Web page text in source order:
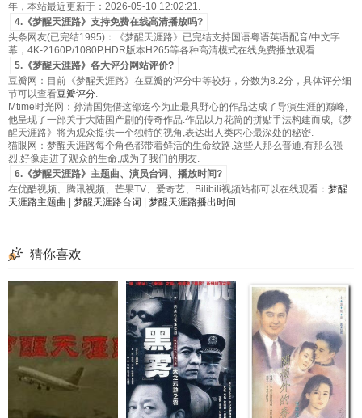
年，本站最近更新于：2026-05-10 12:02:21.
4.《梦醒天涯路》支持免费在线高清播放吗?
头条网友(已完结1995)：《梦醒天涯路》已完结支持国语粤语英语配音/中文字
幕，4K-2160P/1080P,HDR版本H265等各种高清模式在线免费播放观看.
5.《梦醒天涯路》各大评分网站评价?
豆瓣网：目前《梦醒天涯路》在豆瓣的评分中等较好，分数为8.2分，具体评分细
节可以查看豆瓣评分.
Mtime时光网：孙清国凭借这部迄今为止最具野心的作品达成了导演生涯的巅峰,
他呈现了一部关于大陆国产剧的传奇作品.作品以万花筒的拼贴手法构建而成,《梦
醒天涯路》将为观众提供一个独特的视角,表达出人类内心最深处的秘密.
猫眼网：梦醒天涯路每个角色都带着鲜活的生命纹路,这些人那么普通,有那么强
烈,好像走进了观众的生命,成为了我们的朋友.
6.《梦醒天涯路》主题曲、演员台词、播放时间?
在优酷视频、腾讯视频、芒果TV、爱奇艺、Bilibili视频站都可以在线观看： 梦醒
天涯路主题曲
梦醒天涯路台词 梦醒天涯路播出时间 .
猜你喜欢